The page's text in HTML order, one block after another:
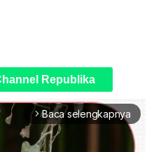
Republika
arrow_forward_ios Baca selengkapnya